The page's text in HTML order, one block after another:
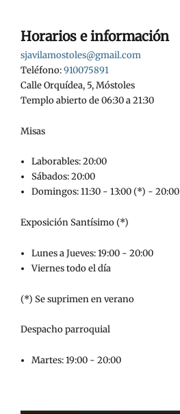
Horarios e información
sjavilamostoles@gmail.com
Teléfono:910075891
Calle Orquídea, 5, Móstoles
Templo abierto de 06:30 a 21:30
Misas
Laborables: 20:00
Sábados: 20:00
Domingos: 11:30 - 13:00 (*) - 20:00
Exposición Santísimo (*)
Lunes a Jueves: 19:00 - 20:00
Viernes todo el día
(*) Se suprimen en verano
Despacho parroquial
Martes: 19:00 - 20:00